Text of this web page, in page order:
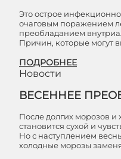
Это острое
очаговым поражением
преобладанием
Причин, которые могут
ПОДРОБНЕЕ
Новости
ВЕСЕННЕЕ
После долгих морозов
становится сухой и
Но с наступлением
холодные морозы